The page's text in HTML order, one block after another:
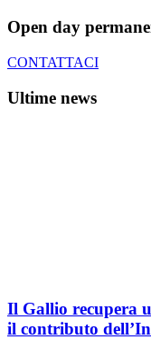
Open day
CONTATTACI
Ultime news
Il Gallio recupera
il contributo